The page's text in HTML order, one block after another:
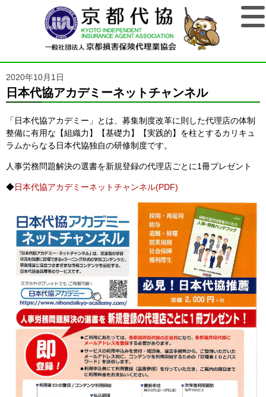
2020年10月1日
日本代協アカデミーネットチャンネル
「日本代協アカデミー」とは、募集制度改革に則した代理店の体制
整備に有用な【組織力】【基礎力】【実践的】を柱とするカリキュ
ラムからなる日本代協独自の研修制度です。
人事労務問題解決の選書を新規登録の代理店ごとに1冊プレゼント
◆日本代協アカデミーネットチャンネル(PDF)